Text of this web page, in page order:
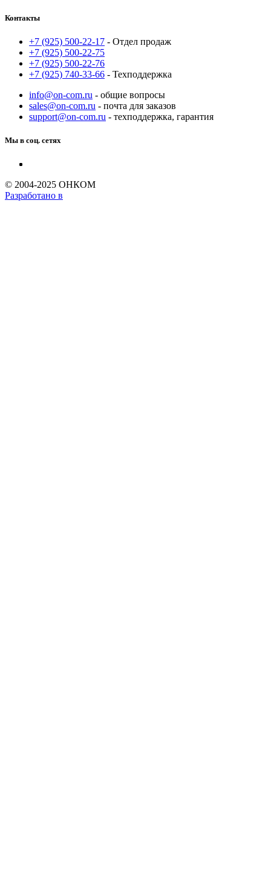
Контакты
+7 (925) 500-22-17 - Отдел продаж
+7 (925) 500-22-75
+7 (925) 500-22-76
+7 (925) 740-33-66 - Техподдержка
info@on-com.ru - общие вопросы
sales@on-com.ru - почта для заказов
support@on-com.ru - техподдержка, гарантия
Мы в соц. сетях
© 2004-2025 ОНКОМ
Разработано в